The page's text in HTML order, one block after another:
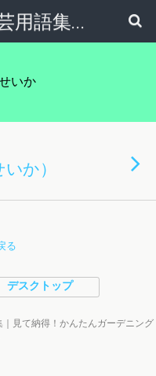
写真でわかる園芸用語集｜見て納得！かんたんガーデニング用語辞典
いか
か）
る
デスクトップ
見て納得！かんたんガーデニング